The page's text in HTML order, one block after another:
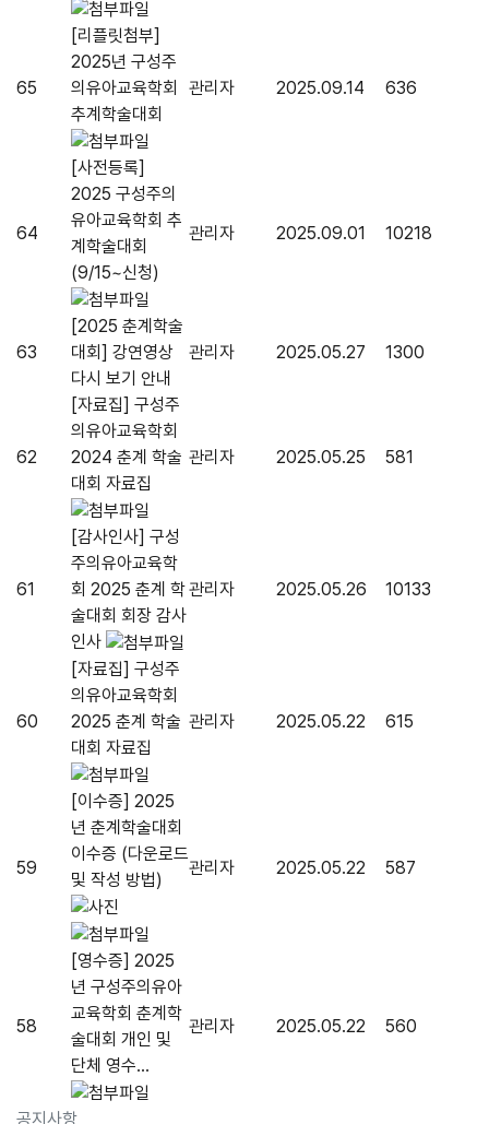
공지사항
65
[리플릿첨부]
2025년 구성주
의유아교육학회
추계학술대회
관리자 2025.09.14 636
64
[사전등록]
2025 구성주의
유아교육학회 추
계학술대회
(9/15~신청)
관리자 2025.09.01 10218
63
[2025 춘계학술
대회] 강연영상
다시 보기 안내
관리자 2025.05.27 1300
62
[자료집] 구성주
의유아교육학회
2024 춘계 학술
대회 자료집
관리자 2025.05.25 581
61
[감사인사] 구성
주의유아교육학
회 2025 춘계 학
술대회 회장 감사
인사
관리자 2025.05.26 10133
60
[자료집] 구성주
의유아교육학회
2025 춘계 학술
대회 자료집
관리자 2025.05.22 615
59
[이수증] 2025
년 춘계학술대회
이수증 (다운로드
및 작성 방법)
관리자 2025.05.22 587
58
[영수증] 2025
년 구성주의유아
교육학회 춘계학
술대회 개인 및
단체 영수...
관리자 2025.05.22 560